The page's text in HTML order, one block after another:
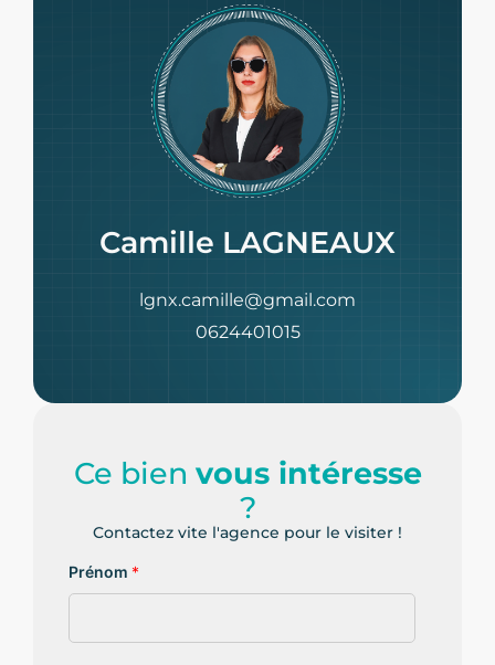
Camille LAGNEAUX
lgnx.camille@gmail.com
0624401015
Ce bien vous intéresse
?
Contactez vite l'agence pour le visiter !
Prénom *